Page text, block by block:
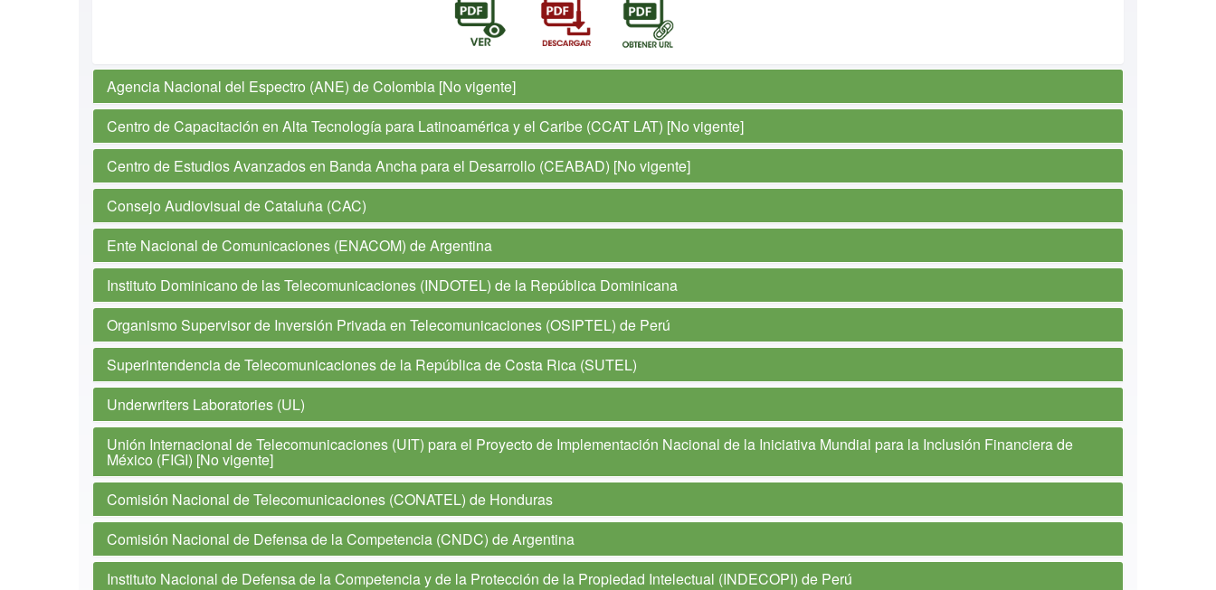
Agencia Nacional del Espectro (ANE) de Colombia [No vigente]
Centro de Capacitación en Alta Tecnología para Latinoamérica y el Caribe (CCAT LAT) [No vigente]
Centro de Estudios Avanzados en Banda Ancha para el Desarrollo (CEABAD) [No vigente]
Consejo Audiovisual de Cataluña (CAC)
Ente Nacional de Comunicaciones (ENACOM) de Argentina
Instituto Dominicano de las Telecomunicaciones (INDOTEL) de la República Dominicana
Organismo Supervisor de Inversión Privada en Telecomunicaciones (OSIPTEL) de Perú
Superintendencia de Telecomunicaciones de la República de Costa Rica (SUTEL)
Underwriters Laboratories (UL)
Unión Internacional de Telecomunicaciones (UIT) para el Proyecto de Implementación Nacional de la Iniciativa Mundial para la Inclusión Financiera de
México (FIGI) [No vigente]
Comisión Nacional de Telecomunicaciones (CONATEL) de Honduras
Comisión Nacional de Defensa de la Competencia (CNDC) de Argentina
Instituto Nacional de Defensa de la Competencia y de la Protección de la Propiedad Intelectual (INDECOPI) de Perú